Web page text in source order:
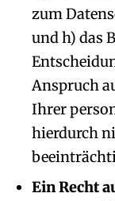
zum
und h) das
Anspruch
Ihrer
hierdurch
Ein Recht